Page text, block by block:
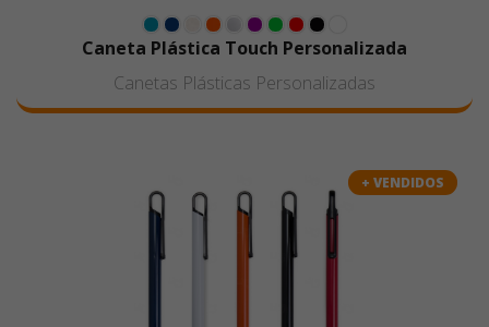
Caneta Plástica Touch Personalizada
Canetas Plásticas Personalizadas
+ VENDIDOS